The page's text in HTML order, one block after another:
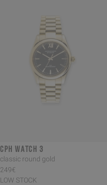
CPH WATCH 3
classic round gold
249€
LOW STOCK